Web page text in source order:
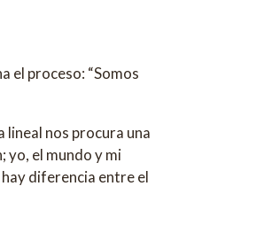
el proceso: “Somos
lineal nos procura una
el mundo y mi
diferencia entre el